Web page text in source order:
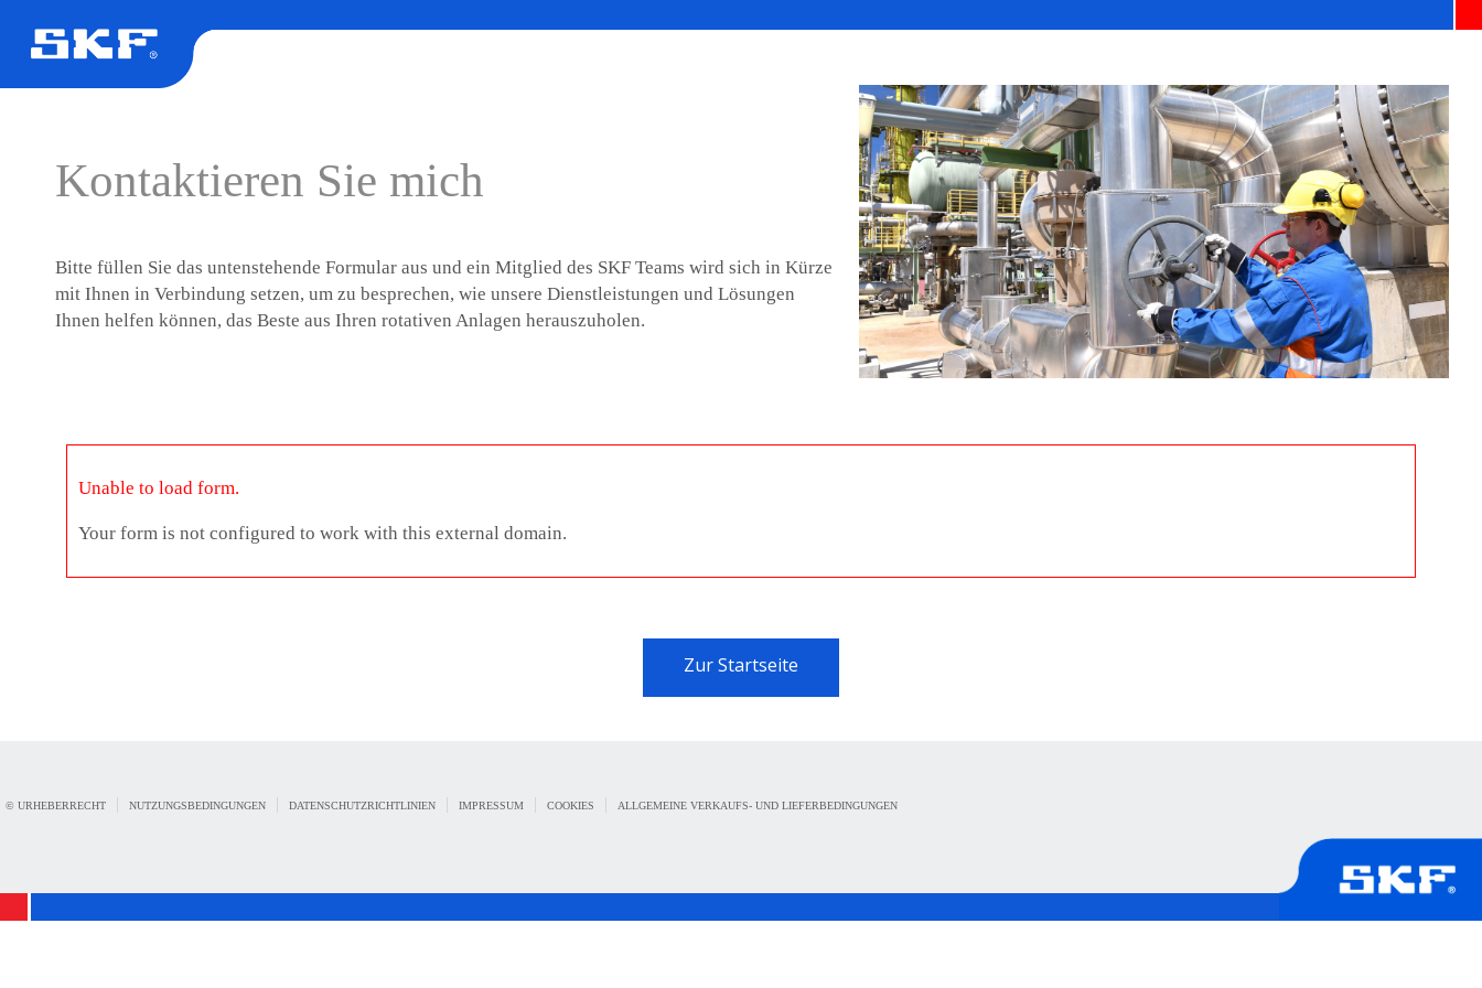
Kontaktieren Sie mich
Bitte füllen Sie das untenstehende Formular aus und ein Mitglied des SKF Teams wird sich in Kürze
mit Ihnen in Verbindung setzen, um zu besprechen, wie unsere Dienstleistungen und Lösungen
Ihnen helfen können, das Beste aus Ihren rotativen Anlagen herauszuholen.
Unable to load form.
Your form is not configured to work with this external domain.
Zur Startseite
© URHEBERRECHT | NUTZUNGSBEDINGUNGEN | DATENSCHUTZRICHTLINIEN | IMPRESSUM | COOKIES | ALLGEMEINE VERKAUFS- UND LIEFERBEDINGUNGEN